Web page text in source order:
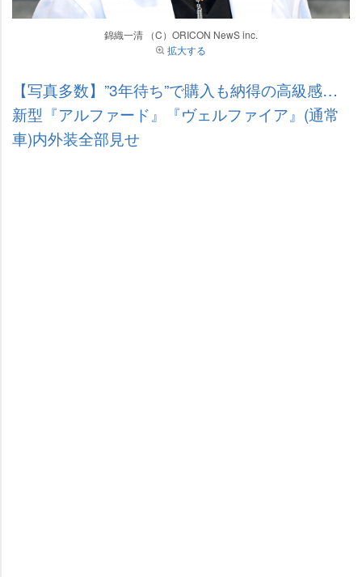
錦織一清 （C）ORICON NewS inc.
拡大する
【写真多数】”3年待ち”で購入も納得の高級感…
新型『アルファード』『ヴェルファイア』(通常
車)内外装全部見せ